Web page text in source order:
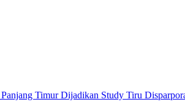
Timur Dijadikan Study Tiru